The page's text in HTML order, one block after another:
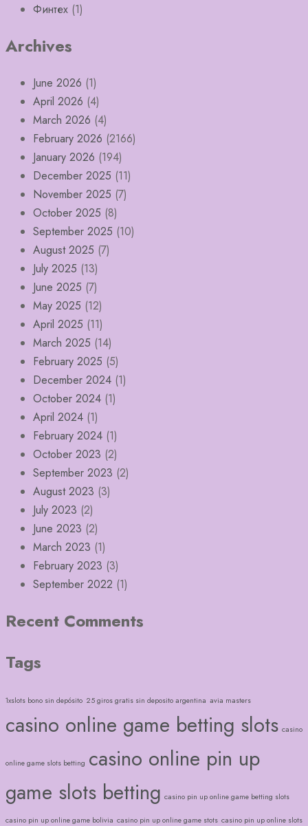
Финтех (1)
Archives
June 2026 (1)
April 2026 (4)
March 2026 (4)
February 2026 (2166)
January 2026 (194)
December 2025 (11)
November 2025 (7)
October 2025 (8)
September 2025 (10)
August 2025 (7)
July 2025 (13)
June 2025 (7)
May 2025 (12)
April 2025 (11)
March 2025 (14)
February 2025 (5)
December 2024 (1)
October 2024 (1)
April 2024 (1)
February 2024 (1)
October 2023 (2)
September 2023 (2)
August 2023 (3)
July 2023 (2)
June 2023 (2)
March 2023 (1)
February 2023 (3)
September 2022 (1)
Recent Comments
Tags
1xslots bono sin depósito 25 giros gratis sin deposito argentina avia masters
casino online game betting slots casino
online game slots betting casino online pin up
game slots betting casino pin up online game betting slots
casino pin up online game bolivia casino pin up online game stots casino pin up online slots